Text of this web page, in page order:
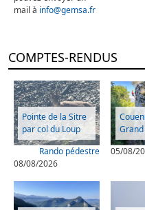
mail à info@gemsa.fr
COMPTES-RENDUS
Pointe de la Sitre
par col du Loup
Rando pédestre
08/08/2026
05/08/